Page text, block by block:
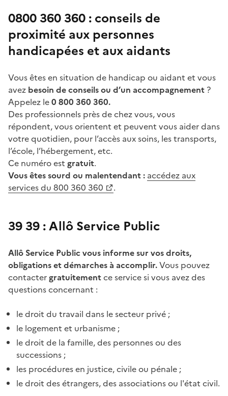
0800 360 360 : conseils de
proximité aux personnes
handicapées et aux aidants
Vous êtes en situation de handicap ou aidant et vous
avez besoin de conseils ou d’un accompagnement ?
Appelez le0 800 360 360.
Des professionnels près de chez vous, vous
répondent, vous orientent et peuvent vous aider dans
votre quotidien, pour l’accès aux soins, les transports,
l’école, l’hébergement, etc.
Ce numéro est gratuit.
Vous êtes sourd ou malentendant : accédez aux
services du 800 360 360
.
39 39 : Allô Service Public
Allô Service Public vous informe sur vos droits,
obligations et démarches à accomplir.Vous pouvez
contacter gratuitementce service si vous avez des
questions concernant :
le droit du travail dans le secteur privé ;
le logement et urbanisme ;
le droit de la famille, des personnes ou des
successions ;
les procédures en justice, civile ou pénale ;
le droit des étrangers, des associations ou l'état civil.